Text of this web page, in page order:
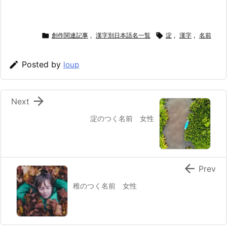
 創作関連記事 , 漢字別日本語名一覧  淀 , 漢字 , 名前
 Posted by loup
淀のつく名前 女性

Next
稚のつく名前 女性
 Prev